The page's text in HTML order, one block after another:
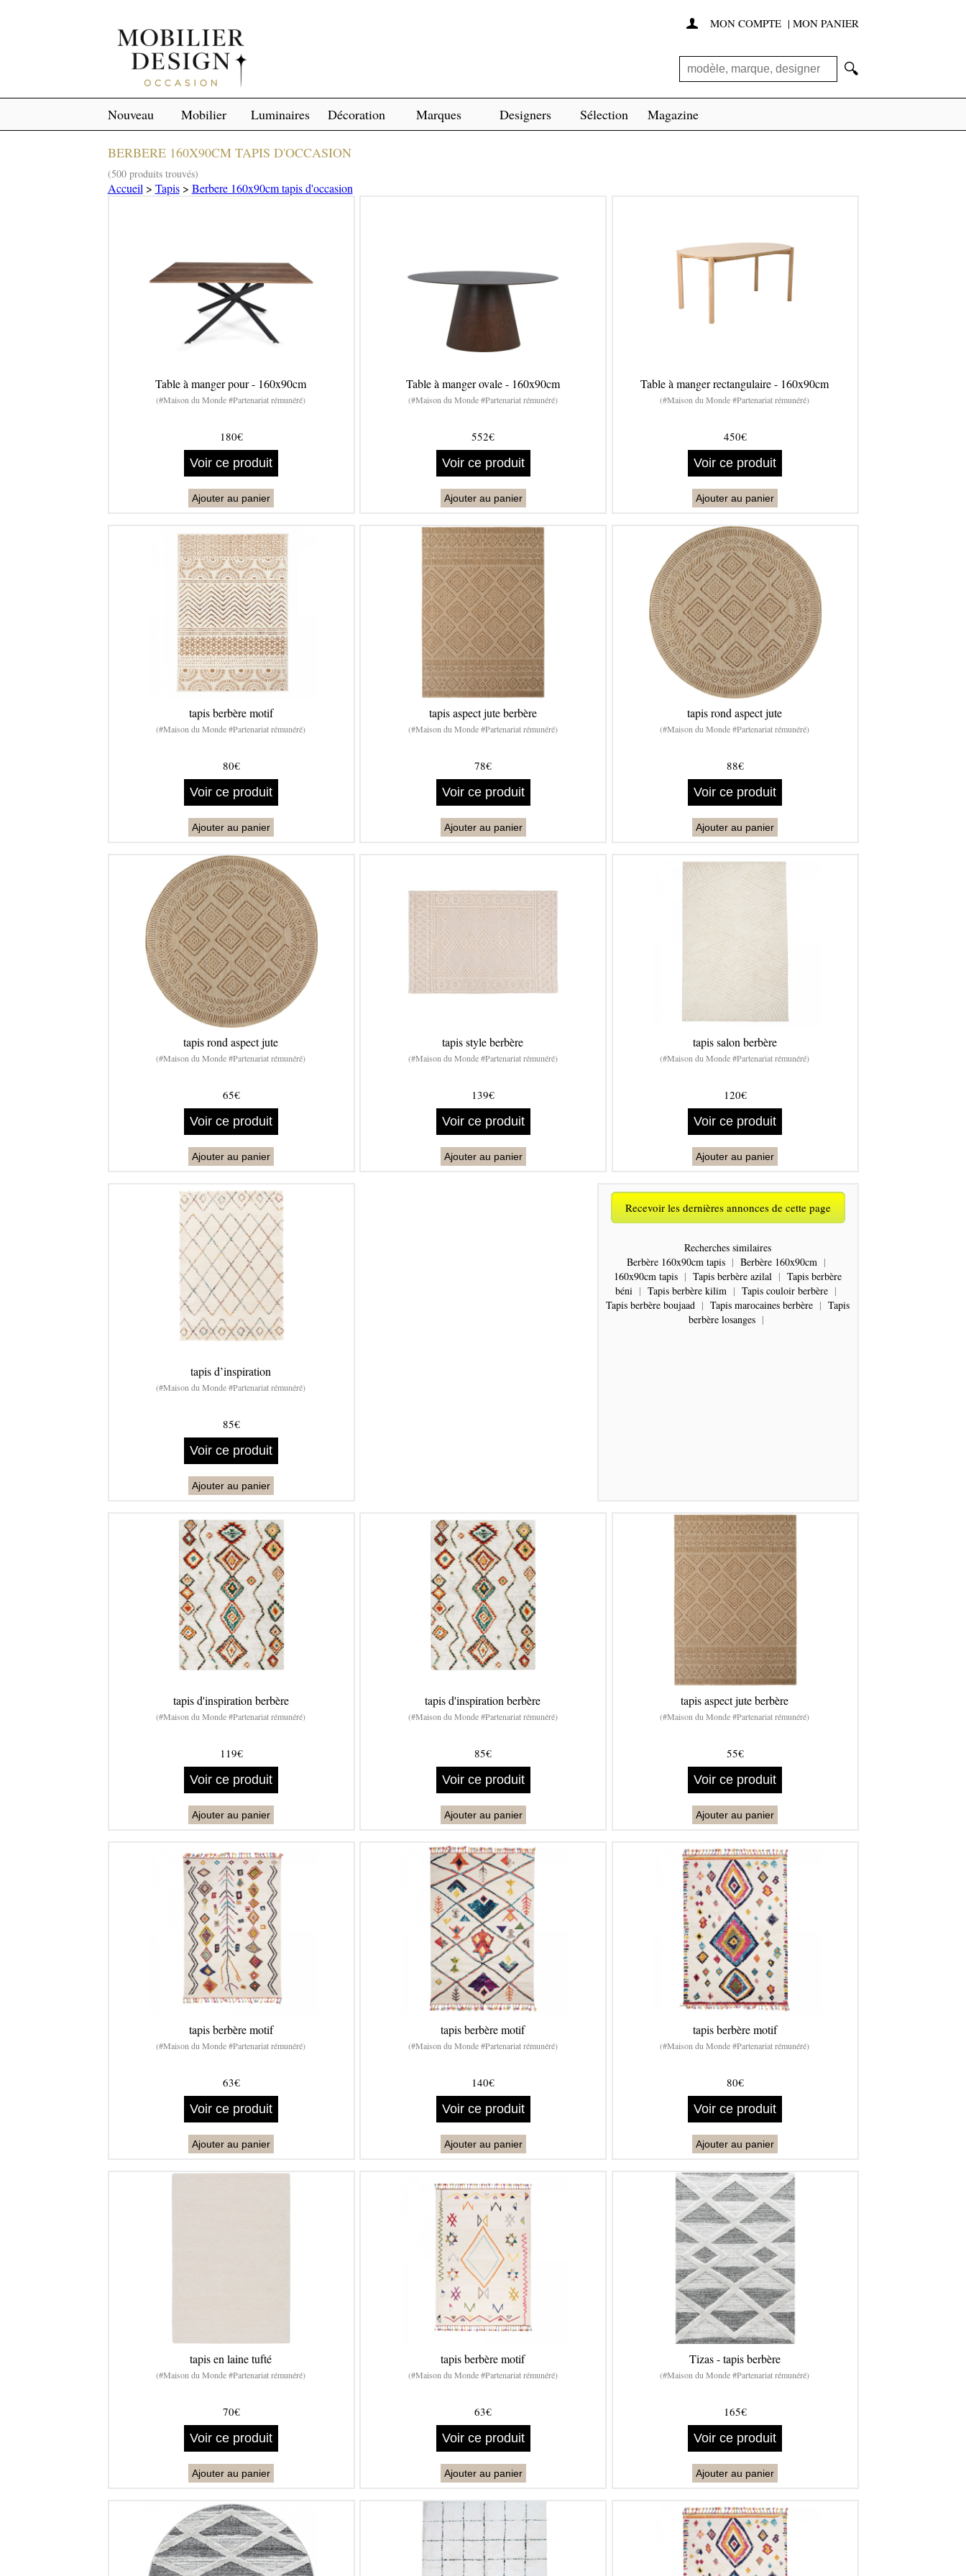
 MON COMPTE | MON PANIER
🔍
Nouveau Mobilier Luminaires Décoration Marques Designers Sélection Magazine
BERBERE 160X90CM TAPIS D'OCCASION
(500 produits trouvés)
Accueil> Tapis> Berbere 160x90cm tapis d'occasion
Table à manger pour - 160x90cm
(#Maison du Monde #Partenariat rémunéré)
180€
Voir ce produit
Ajouter au panier
Table à manger ovale - 160x90cm
(#Maison du Monde #Partenariat rémunéré)
552€
Voir ce produit
Ajouter au panier
Table à manger rectangulaire - 160x90cm
(#Maison du Monde #Partenariat rémunéré)
450€
Voir ce produit
Ajouter au panier
tapis berbère motif
(#Maison du Monde #Partenariat rémunéré)
80€
Voir ce produit
Ajouter au panier
tapis aspect jute berbère
(#Maison du Monde #Partenariat rémunéré)
78€
Voir ce produit
Ajouter au panier
tapis rond aspect jute
(#Maison du Monde #Partenariat rémunéré)
88€
Voir ce produit
Ajouter au panier
tapis rond aspect jute
(#Maison du Monde #Partenariat rémunéré)
65€
Voir ce produit
Ajouter au panier
tapis style berbère
(#Maison du Monde #Partenariat rémunéré)
139€
Voir ce produit
Ajouter au panier
tapis salon berbère
(#Maison du Monde #Partenariat rémunéré)
120€
Voir ce produit
Ajouter au panier
tapis d’inspiration
(#Maison du Monde #Partenariat rémunéré)
85€
Voir ce produit
Ajouter au panier
Recevoir les dernières annonces de cette page
Recherches similaires
Berbère 160x90cm tapis | Berbère 160x90cm |
160x90cm tapis | Tapis berbère azilal | Tapis berbère
béni | Tapis berbère kilim | Tapis couloir berbère |
Tapis berbère boujaad | Tapis marocaines berbère | Tapis
berbère losanges |
tapis d'inspiration berbère
(#Maison du Monde #Partenariat rémunéré)
119€
Voir ce produit
Ajouter au panier
tapis d'inspiration berbère
(#Maison du Monde #Partenariat rémunéré)
85€
Voir ce produit
Ajouter au panier
tapis aspect jute berbère
(#Maison du Monde #Partenariat rémunéré)
55€
Voir ce produit
Ajouter au panier
tapis berbère motif
(#Maison du Monde #Partenariat rémunéré)
63€
Voir ce produit
Ajouter au panier
tapis berbère motif
(#Maison du Monde #Partenariat rémunéré)
140€
Voir ce produit
Ajouter au panier
tapis berbère motif
(#Maison du Monde #Partenariat rémunéré)
80€
Voir ce produit
Ajouter au panier
tapis en laine tufté
(#Maison du Monde #Partenariat rémunéré)
70€
Voir ce produit
Ajouter au panier
tapis berbère motif
(#Maison du Monde #Partenariat rémunéré)
63€
Voir ce produit
Ajouter au panier
Tizas - tapis berbère
(#Maison du Monde #Partenariat rémunéré)
165€
Voir ce produit
Ajouter au panier